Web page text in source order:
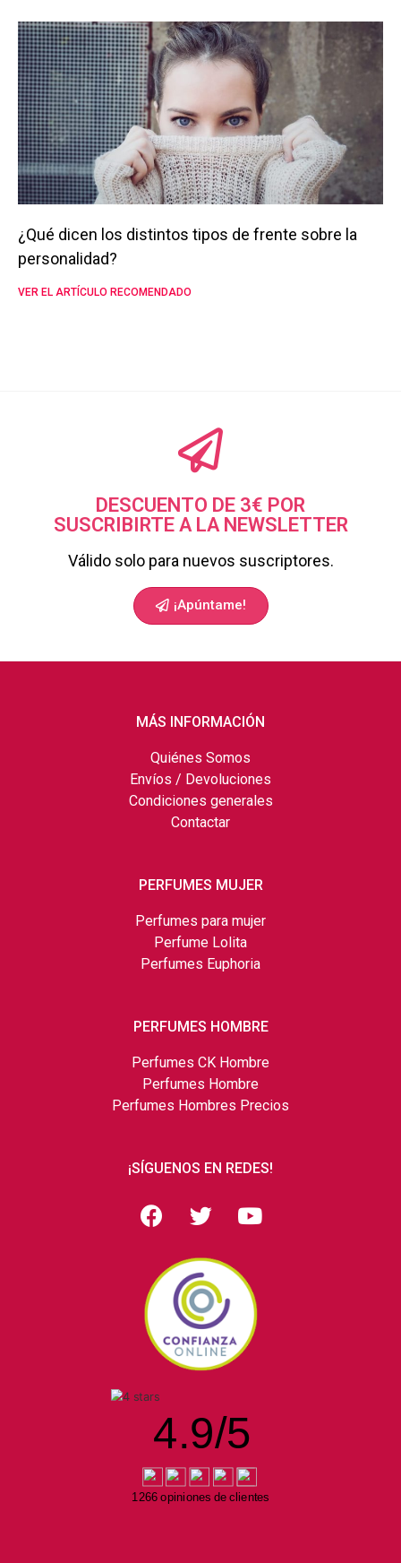
¿Qué dicen los distintos tipos de frente sobre la
personalidad?
VER EL ARTÍCULO RECOMENDADO
DESCUENTO DE 3€ POR
SUSCRIBIRTE A LA NEWSLETTER
Válido solo para nuevos suscriptores.
¡Apúntame!
MÁS INFORMACIÓN
Quiénes Somos
Envíos / Devoluciones
Condiciones generales
Contactar
PERFUMES MUJER
Perfumes para mujer
Perfume Lolita
Perfumes Euphoria
PERFUMES HOMBRE
Perfumes CK Hombre
Perfumes Hombre
Perfumes Hombres Precios
¡SÍGUENOS EN REDES!
4.9/5
1266 opiniones de clientes